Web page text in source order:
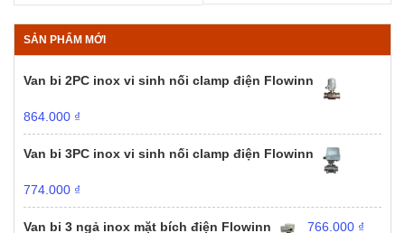
SẢN PHẨM MỚI
Van bi 2PC inox vi sinh nối clamp điện Flowinn
864.000 ₫
Van bi 3PC inox vi sinh nối clamp điện Flowinn
774.000 ₫
Van bi 3 ngả inox mặt bích điện Flowinn 766.000 ₫